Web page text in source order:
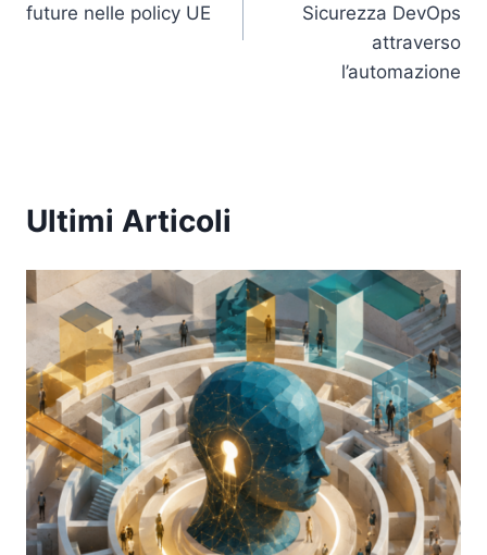
future nelle policy UE
Sicurezza DevOps
attraverso
l’automazione
Ultimi Articoli